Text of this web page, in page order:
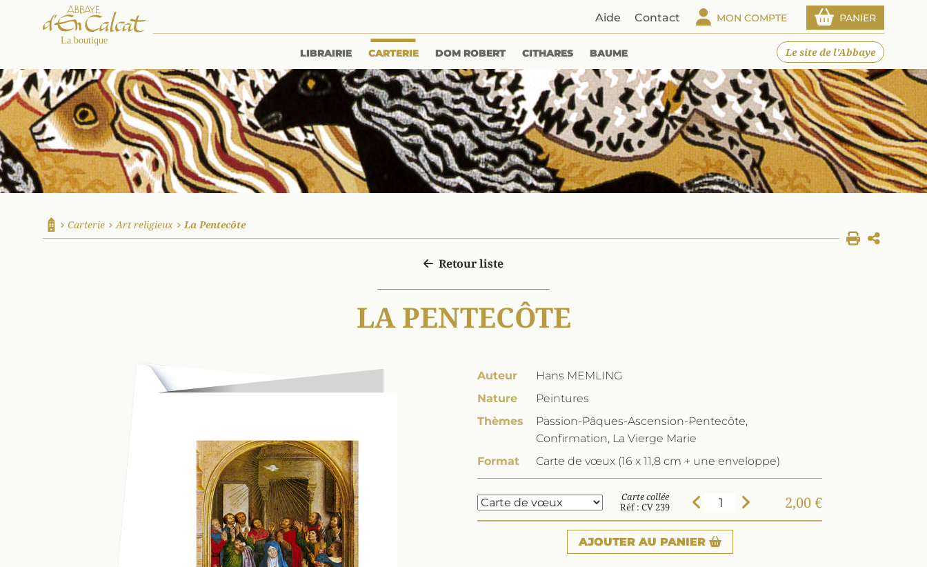
Aide Contact MON COMPTE PANIER
LIBRAIRIE CARTERIE DOM ROBERT CITHARES BAUME Le site de l'Abbaye
Accueil
Carterie Art religieux La Pentecôte
Retour liste
LA PENTECÔTE
Auteur
Hans MEMLING
Nature
Peintures
Thèmes
Passion-Pâques-Ascension-Pentecôte,
Confirmation, La Vierge Marie
Format
Carte de vœux (16 x 11,8 cm + une enveloppe)
Carte collée
Réf : CV 239
2,00 €
AJOUTER AU PANIER